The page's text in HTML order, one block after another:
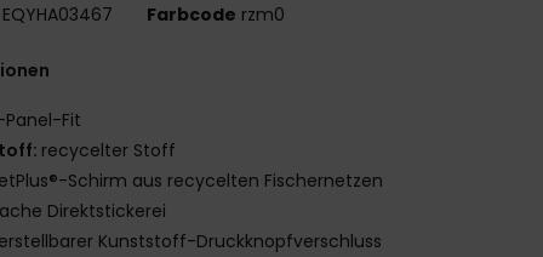
EQYHA03467 Farbcode rzm0
Panel-Fit
recycelter Stoff
Schirm aus recycelten Fischernetzen
Direktstickerei
Kunststoff-Druckknopfverschluss